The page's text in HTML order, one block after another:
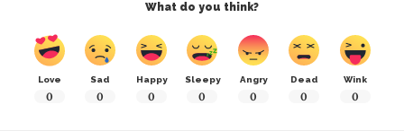
What do you think?
Love
0
Sad
0
Happy
0
Sleepy
0
Angry
0
Dead
0
Wink
0